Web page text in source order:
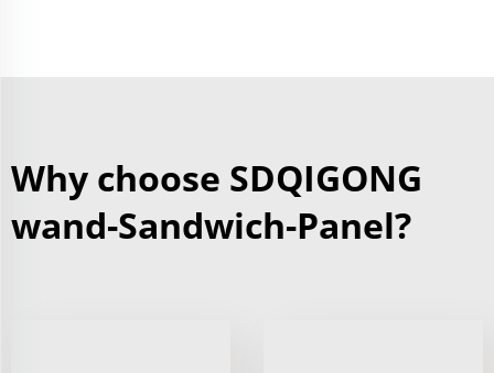
Why choose SDQIGONG
wand-Sandwich-Panel?